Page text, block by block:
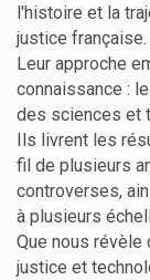
l'histoire et la
justice française.
Leur approche
connaissance :
des sciences et
Ils livrent les
fil de plusieurs
controverses,
à plusieurs
Que nous révèle
justice et